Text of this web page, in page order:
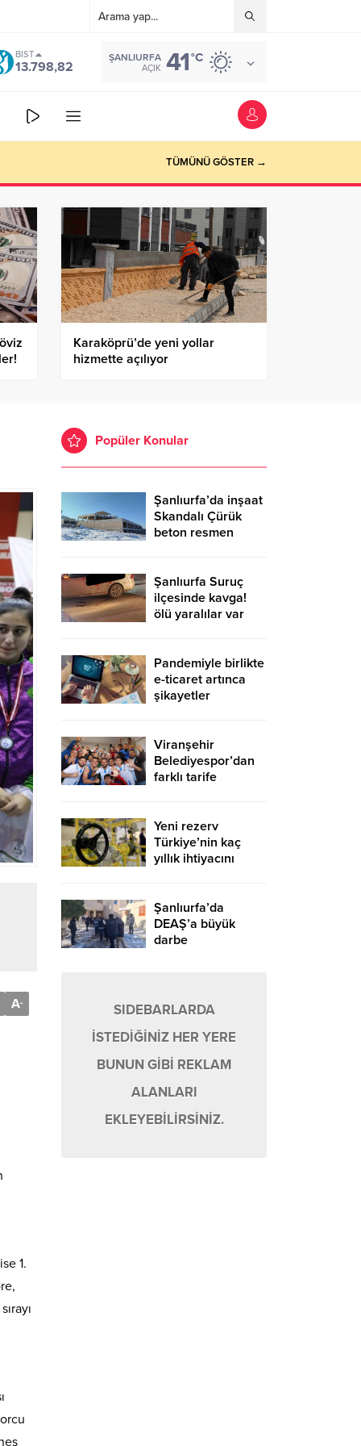
BIST
13.798,82
ŞANLIURFA
AÇIK 41°C
TÜMÜNÜ GÖSTER →
Karaköprü’de yeni yollar
hizmette açılıyor
A-
1.
Popüler Konular
Şanlıurfa’da inşaat
Skandalı Çürük
beton resmen
Şanlıurfa Suruç
ilçesinde kavga!
ölü yaralılar var
Pandemiyle birlikte
e-ticaret artınca
şikayetler
Viranşehir
Belediyespor’dan
farklı tarife
Yeni rezerv
Türkiye’nin kaç
yıllık ihtiyacını
Şanlıurfa’da
DEAŞ’a büyük
darbe
SIDEBARLARDA
İSTEDİĞİNİZ HER YERE
BUNUN GİBİ REKLAM
ALANLARI
EKLEYEBİLİRSİNİZ.